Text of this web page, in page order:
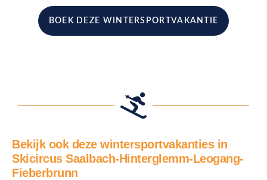
BOEK DEZE WINTERSPORTVAKANTIE
Bekijk ook deze wintersportvakanties in
Skicircus Saalbach-Hinterglemm-Leogang-
Fieberbrunn